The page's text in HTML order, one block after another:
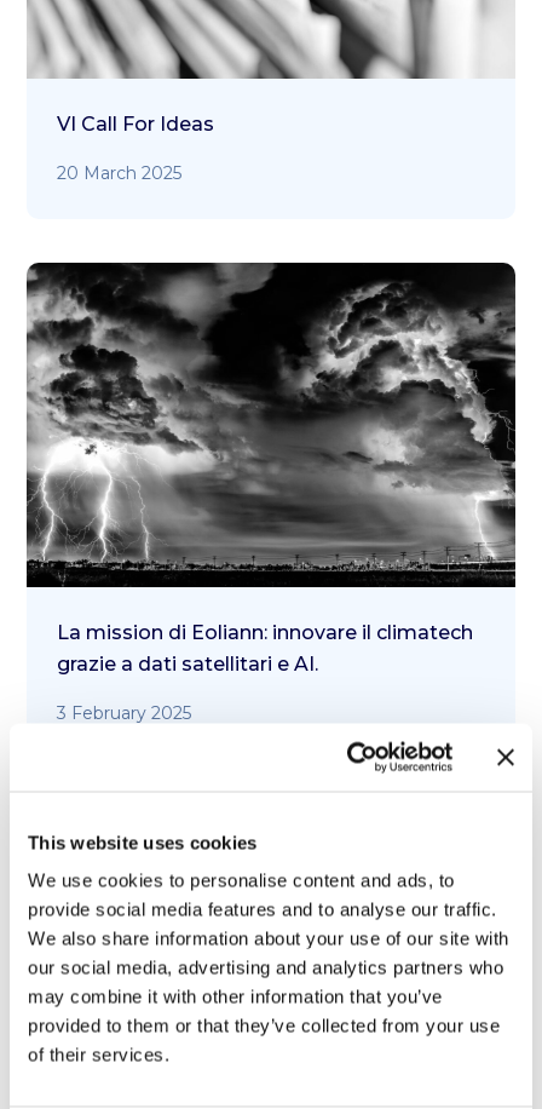
This website uses cookies
We use cookies to personalise content and ads, to
provide social media features and to analyse our traffic.
We also share information about your use of our site with
our social media, advertising and analytics partners who
may combine it with other information that you’ve
provided to them or that they’ve collected from your use
of their services.
VI Call For Ideas
20 March 2025
La mission di Eoliann: innovare il climatech
grazie a dati satellitari e AI.
3 February 2025